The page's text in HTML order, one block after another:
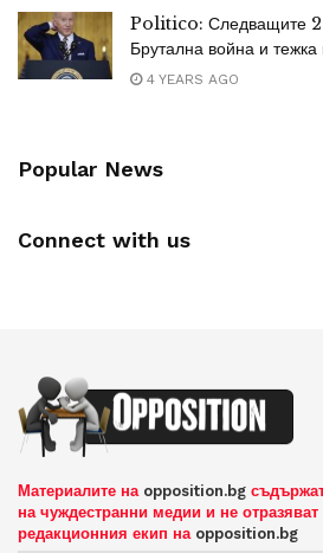
Politico: Следващите 2
Брутална война и
4 YEARS AGO
Popular News
Connect with us
Материалите на opposition.bg
на чуждестранни медии и не отразяват
редакционния екип на opposition.bg